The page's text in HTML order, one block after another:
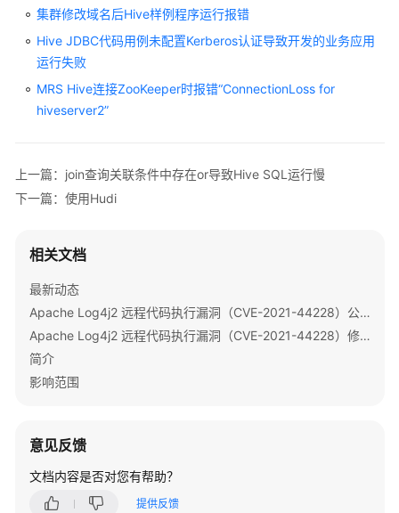
概
Hive
用
户
管
客
户
端
使
实
使
Hive
进
集群修改域名后Hive样例程序运行报错
Hive JDBC代码用例未配置Kerberos认证导致开发的业务应用
运行失败
MRS Hive连接ZooKeeper时报错“ConnectionLoss for
hiveserver2”
上一篇：join查询关联条件中存在or导致Hive SQL运行慢
下一篇：使用Hudi
相关文档
最新动态
Apache Log4j2 远程代码执行漏洞（CVE-2021-44228）公告
Apache Log4j2 远程代码执行漏洞（CVE-2021-44228）修复指导
简介
影响范围
意见反馈
文档内容是否对您有帮助？
提供反馈